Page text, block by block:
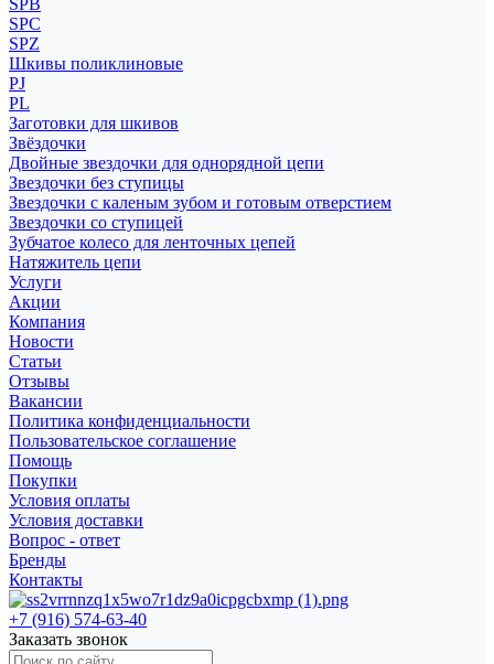
SPB
SPC
SPZ
Шкивы поликлиновые
PJ
PL
Заготовки для шкивов
Звёздочки
Двойные звездочки для однорядной цепи
Звездочки без ступицы
Звездочки с каленым зубом и готовым отверстием
Звездочки со ступицей
Зубчатое колесо для ленточных цепей
Натяжитель цепи
Услуги
Акции
Компания
Новости
Статьи
Отзывы
Вакансии
Политика конфиденциальности
Пользовательское соглашение
Помощь
Покупки
Условия оплаты
Условия доставки
Вопрос - ответ
Бренды
Контакты
+7 (916) 574-63-40
Заказать звонок